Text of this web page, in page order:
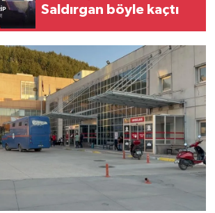
Saldırgan böyle kaçtı